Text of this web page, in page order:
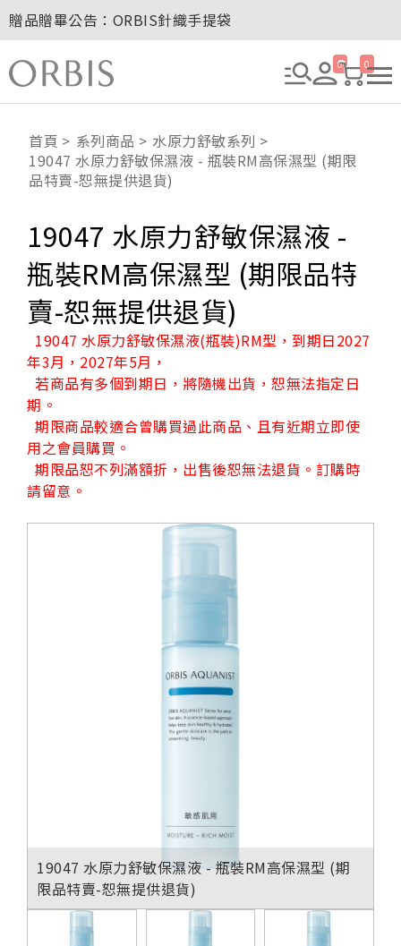
贈品贈畢公告：ORBIS針織手提袋
玉山卡友獨享優惠！2026年刷卡滿額送百元購物金！
2027年清新會員募集開跑！
8/1~8/8．紅利點數8倍送！
贈品贈畢公告：ORBIS大理石紋午茶杯
0 0
首頁 系列商品
水原力舒敏系列
19047 水原力舒敏保濕液 - 瓶裝RM高保濕型 (期限
品特賣-恕無提供退貨)
19047 水原力舒敏保濕液 -
瓶裝RM高保濕型 (期限品特
賣-恕無提供退貨)
19047 水原力舒敏保濕液(瓶裝)RM型，到期日2027
年3月，2027年5月，
若商品有多個到期日，將隨機出貨，恕無法指定日
期。
期限商品較適合曾購買過此商品、且有近期立即使
用之會員購買。
期限品恕不列滿額折，出售後恕無法退貨。訂購時
請留意。
19047 水原力舒敏保濕液 - 瓶裝RM高保濕型 (期
限品特賣-恕無提供退貨)